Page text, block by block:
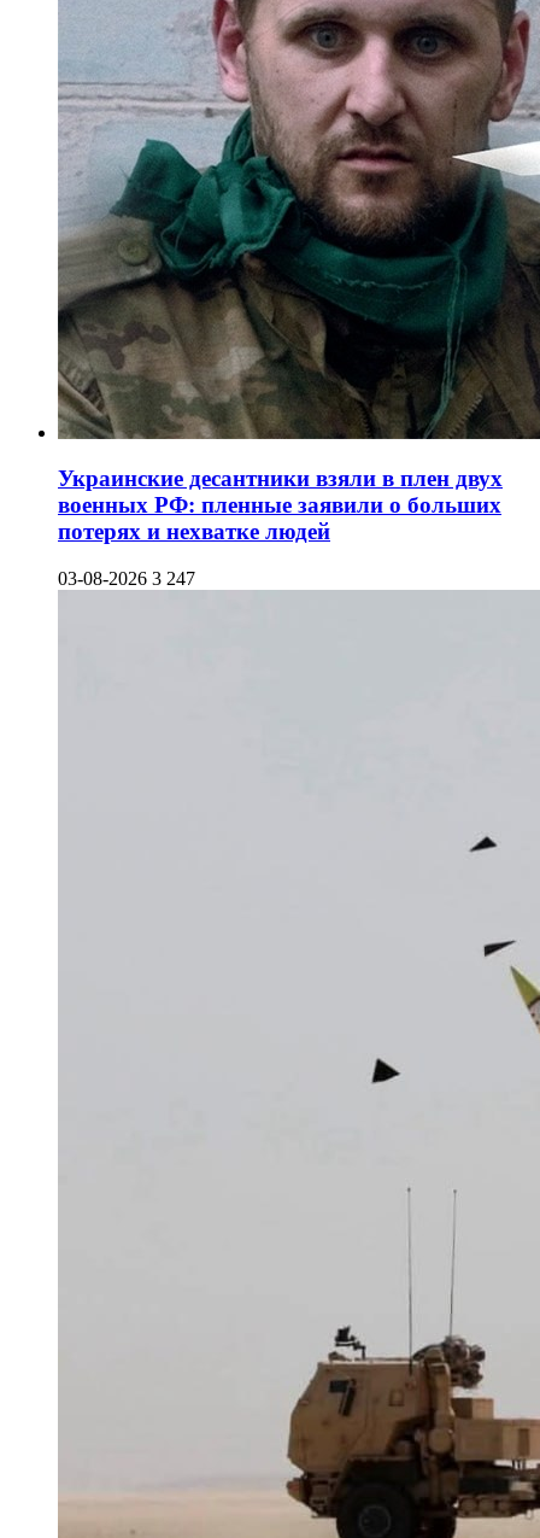
Украинские десантники взяли в плен двух
военных РФ: пленные заявили о больших
потерях и нехватке людей
03-08-2026 3 247